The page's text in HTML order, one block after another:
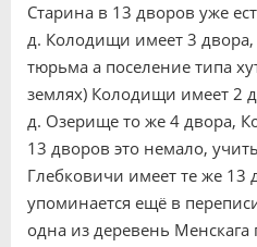
Старина в 13 дворов уже
д. Колодищи имеет 3 двора,
тюрьма а поселение типа
землях) Колодищи имеет 2
д. Озерище то же 4 двора,
13 дворов это немало,
Глебковичи имеет те же 13
упоминается ещё в
одна из деревень Менскага